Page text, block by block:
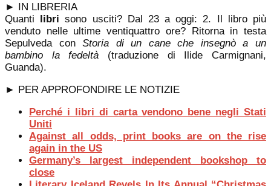
► IN LIBRERIA
Quanti libri sono usciti? Dal 23 a oggi: 2. Il libro più
venduto nelle ultime ventiquattro ore? Ritorna in testa
Sepulveda conStoria di un cane che insegnò a un
bambino la fedeltà (traduzione di Ilide Carmignani,
Guanda).
► PER APPROFONDIRE LE NOTIZIE
Perché i libri di carta vendono bene negli Stati
Uniti
Against all odds, print books are on the rise
again in the US
Germany’s largest independent bookshop to
close